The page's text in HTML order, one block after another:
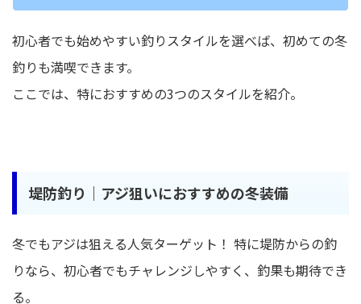
初心者でも始めやすい釣りスタイルを選べば、初めての冬
釣りも満喫できます。
ここでは、特におすすめの3つのスタイルを紹介。
堤防釣り｜アジ狙いにおすすめの冬装備
冬でもアジは狙える人気ターゲット！ 特に堤防からの釣
りなら、初心者でもチャレンジしやすく、釣果も期待でき
る。